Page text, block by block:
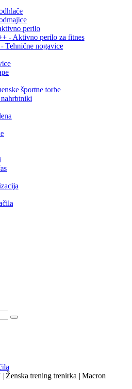
perilo
- Aktivno perilo za fitnes
Tehnične nogavice
športne torbe
Ženska trening trenirka | Macron